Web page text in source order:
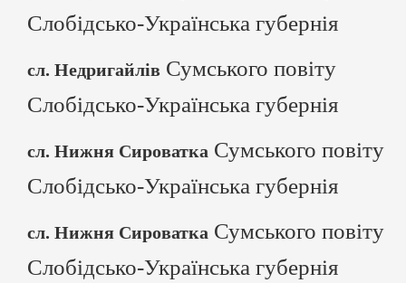
Слобідсько-Українська губернія
сл. Недригайлів Сумського повіту
Слобідсько-Українська губернія
сл. Нижня Сироватка Сумського повіту
Слобідсько-Українська губернія
сл. Нижня Сироватка Сумського повіту
Слобідсько-Українська губернія